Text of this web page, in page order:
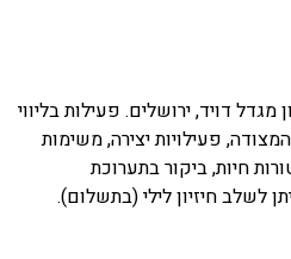
דויד, ירושלים. פעילות בליווי
פעילויות יצירה, משימות
חיות, ביקור בתערוכת
חיזיון לילי (בתשלום).